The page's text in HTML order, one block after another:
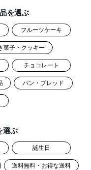
を選ぶ
フルーツケーキ
菓子・クッキー
チョコレート
パン・ブレッド
選ぶ
誕生日
送料無料・お得な送料